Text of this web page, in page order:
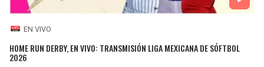
EN VIVO
HOME RUN DERBY, EN VIVO: TRANSMISIÓN LIGA MEXICANA DE SÓFTBOL
2026